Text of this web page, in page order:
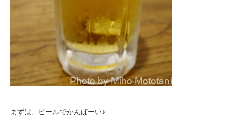
まずは、ビールでかんぱーい♪